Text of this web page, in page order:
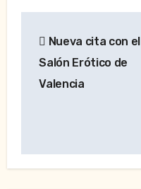
de
entradas
Nueva cita con el
Salón Erótico de
Valencia